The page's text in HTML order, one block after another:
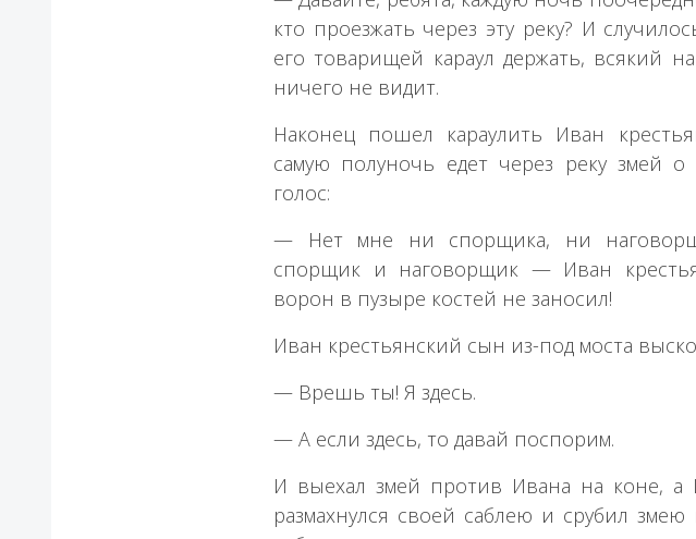
кто проезжать через эту реку? И
его товарищей караул держать, всякий
ничего не видит.
Наконец пошел караулить Иван
самую полуночь едет через реку змей о
голос:
— Нет мне ни спорщика, ни
спорщик и наговорщик — Иван
ворон в пузыре костей не заносил!
Иван крестьянский сын из-под моста
— Врешь ты! Я здесь.
— А если здесь, то давай поспорим.
И выехал змей против Ивана на коне,
размахнулся своей саблею и срубил